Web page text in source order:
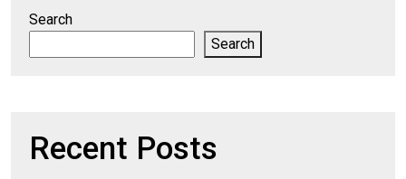
Search
Search
Recent Posts